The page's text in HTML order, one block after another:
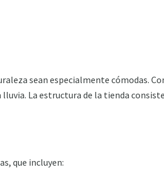
sean especialmente cómodas.
La estructura de la tienda
que incluyen: